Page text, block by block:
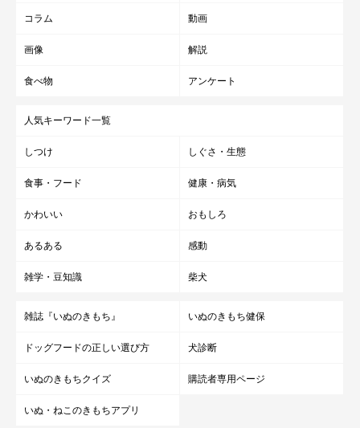
コラム 動画
画像 解説
食べ物 アンケート
人気キーワード一覧
しつけ しぐさ・生態
食事・フード 健康・病気
かわいい おもしろ
あるある 感動
雑学・豆知識 柴犬
雑誌『いぬのきもち』 いぬのきもち健保
ドッグフードの正しい選び方 犬診断
いぬのきもちクイズ 購読者専用ページ
いぬ・ねこのきもちアプリ